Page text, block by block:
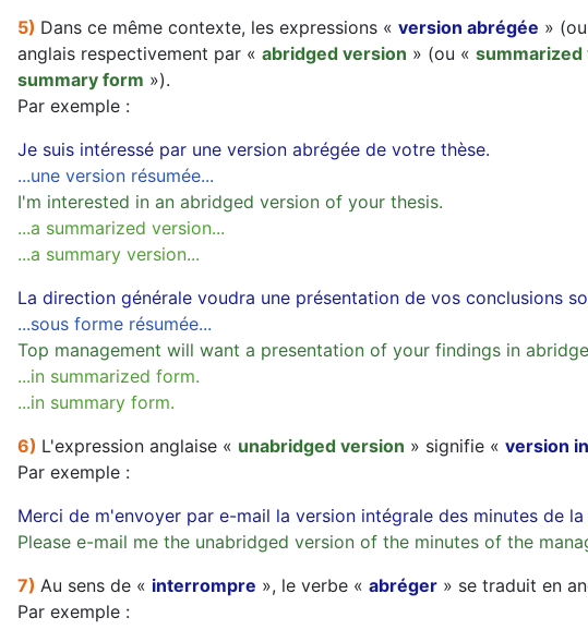
5) Dans ce même contexte, les expressions « version abrégée »
anglais respectivement par « abridged version » (ou « summarized
summary form »).
Par exemple :
Je suis intéressé par une version abrégée de votre thèse.
...une version résumée...
I'm interested in an abridged version of your thesis.
...a summarized version...
...a summary version...
La direction générale voudra une présentation de vos conclusions
...sous forme résumée...
Top management will want a presentation of your findings in
...in summarized form.
...in summary form.
6) L'expression anglaise « unabridged version » signifie « version
Par exemple :
Merci de m'envoyer par e-mail la version intégrale des minutes de
Please e-mail me the unabridged version of the minutes of the
7) Au sens de « interrompre », le verbe « abréger » se traduit en
Par exemple :